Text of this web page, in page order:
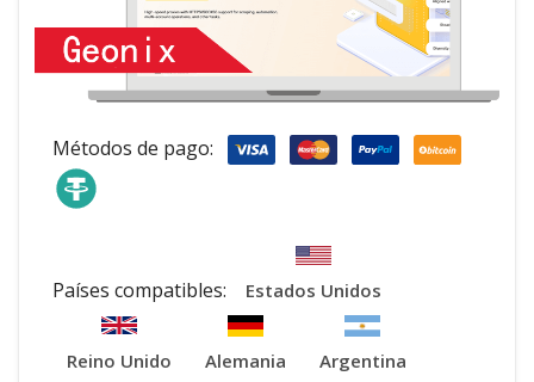
Métodos de pago:
Países compatibles: Estados Unidos
Reino Unido Alemania Argentina